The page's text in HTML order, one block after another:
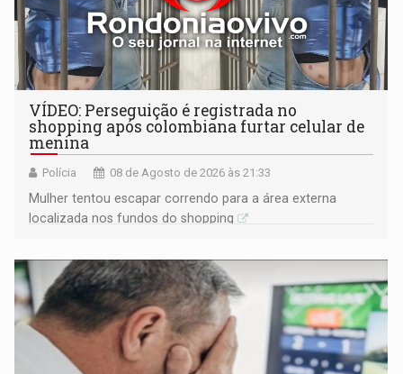
VÍDEO: Perseguição é registrada no
shopping após colombiana furtar celular de
menina
Polícia 08 de Agosto de 2026 às 21:33
Mulher tentou escapar correndo para a área externa
localizada nos fundos do shopping